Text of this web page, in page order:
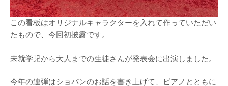
この看板はオリジナルキャラクターを入れて作っていただい
たもので、今回初披露です。
未就学児から大人までの生徒さんが発表会に出演しました。
今年の連弾はショパンのお話を書き上げて、ピアノとともに